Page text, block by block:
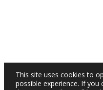
This site uses cookies to
possible experience. If